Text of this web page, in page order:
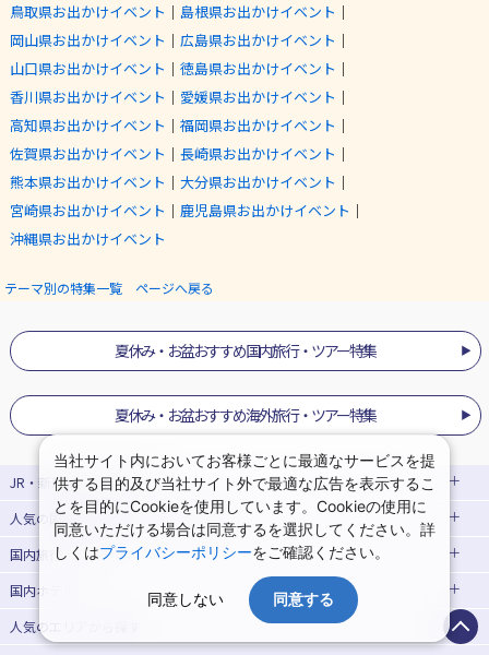
鳥取県お出かけイベント ｜ 島根県お出かけイベント ｜
岡山県お出かけイベント ｜ 広島県お出かけイベント ｜
山口県お出かけイベント ｜ 徳島県お出かけイベント ｜
香川県お出かけイベント ｜ 愛媛県お出かけイベント ｜
高知県お出かけイベント ｜ 福岡県お出かけイベント ｜
佐賀県お出かけイベント ｜ 長崎県お出かけイベント ｜
熊本県お出かけイベント ｜ 大分県お出かけイベント ｜
宮崎県お出かけイベント ｜ 鹿児島県お出かけイベント ｜
沖縄県お出かけイベント
テーマ別の特集一覧 ページへ戻る
夏休み・お盆おすすめ国内旅行・ツアー特集
夏休み・お盆おすすめ海外旅行・ツアー特集
JR・新幹線パック特集
JR・新幹線＋ホテルパック 日帰り JR・新幹線 パック
出張パック
EX旅パック
東京⇔大阪(新大阪) 新幹線パック 東京⇔名古屋 新幹線パック
大阪(新大阪)⇔東京 新幹線パック
人気の国内旅行特集・シーズン特集
東京ディズニーリゾート®への旅
ユニバーサル・スタジオ・ジャパン(USJ)
温泉旅行
日帰り旅行 飛行機+ホテルパック
国内旅行・ツアー
北海道旅行・ツアー
東北旅行・ツアー
国内ホテル
人気のエリア
当社サイト内においてお客様ごとに最適なサービスを提
供する目的及び当社サイト外で最適な広告を表示するこ
とを目的にCookieを使用しています。Cookieの使用に
同意いただける場合は同意するを選択してください。詳
しくはプライバシーポリシーをご確認ください。
同意しない 同意する